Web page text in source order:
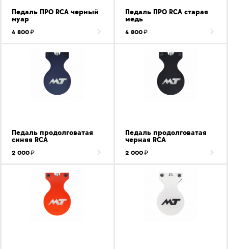
Педаль ПРО RCA черный
муар
4 800
Педаль ПРО RCA старая
медь
4 800
Педаль продолговатая
синяя RCA
2 000
Педаль продолговатая
черная RCA
2 000